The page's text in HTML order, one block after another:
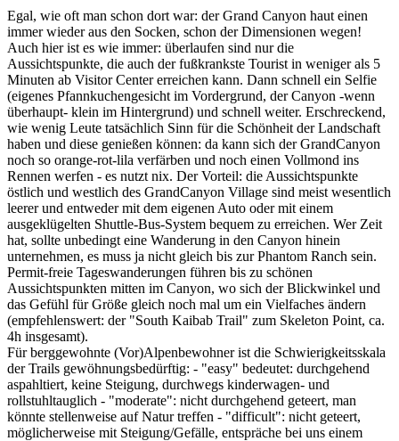
Egal, wie oft man schon dort war: der Grand Canyon haut einen
immer wieder aus den Socken, schon der Dimensionen wegen!
Auch hier ist es wie immer: überlaufen sind nur die
Aussichtspunkte, die auch der fußkrankste Tourist in weniger als 5
Minuten ab Visitor Center erreichen kann. Dann schnell ein Selfie
(eigenes Pfannkuchengesicht im Vordergrund, der Canyon -wenn
überhaupt- klein im Hintergrund) und schnell weiter. Erschreckend,
wie wenig Leute tatsächlich Sinn für die Schönheit der Landschaft
haben und diese genießen können: da kann sich der GrandCanyon
noch so orange-rot-lila verfärben und noch einen Vollmond ins
Rennen werfen - es nutzt nix. Der Vorteil: die Aussichtspunkte
östlich und westlich des GrandCanyon Village sind meist wesentlich
leerer und entweder mit dem eigenen Auto oder mit einem
ausgeklügelten Shuttle-Bus-System bequem zu erreichen. Wer Zeit
hat, sollte unbedingt eine Wanderung in den Canyon hinein
unternehmen, es muss ja nicht gleich bis zur Phantom Ranch sein.
Permit-freie Tageswanderungen führen bis zu schönen
Aussichtspunkten mitten im Canyon, wo sich der Blickwinkel und
das Gefühl für Größe gleich noch mal um ein Vielfaches ändern
(empfehlenswert: der "South Kaibab Trail" zum Skeleton Point, ca.
4h insgesamt).
Für berggewohnte (Vor)Alpenbewohner ist die Schwierigkeitsskala
der Trails gewöhnungsbedürftig: - "easy" bedeutet: durchgehend
aspahltiert, keine Steigung, durchwegs kinderwagen- und
rollstuhltauglich - "moderate": nicht durchgehend geteert, man
könnte stellenweise auf Natur treffen - "difficult": nicht geteert,
möglicherweise mit Steigung/Gefälle, entspräche bei uns einem